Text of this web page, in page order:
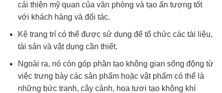
cải thiện mỹ quan của văn phòng và tạo ấn tượng tốt
với khách hàng và đối tác.
Kệ trang trí có thể được sử dụng để tổ chức các tài liệu,
tài sản và vật dụng cần thiết.
Ngoài ra, nó còn góp phần tạo không gian sống động từ
việc trưng bày các sản phẩm hoặc vật phẩm có thể là
những bức tranh, cây cảnh, hoa tươi tạo không khí